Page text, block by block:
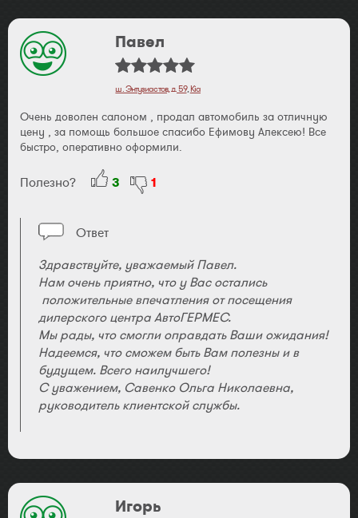
Павел
ш. Энтузиастов, д. 59,Kia
Очень доволен салоном , продал автомобиль за отличную
цену , за помощь большое спасибо Ефимову Алексею! Все
быстро, оперативно оформили.
Полезно? 3 1
Ответ
Здравствуйте, уважаемый Павел.
Нам очень приятно, что у Вас остались
положительные впечатления от посещения
дилерского центра АвтоГЕРМЕС.
Мы рады, что смогли оправдать Ваши ожидания!
Надеемся, что сможем быть Вам полезны и в
будущем. Всего наилучшего!
С уважением, Савенко Ольга Николаевна,
руководитель клиентской службы.
Игорь